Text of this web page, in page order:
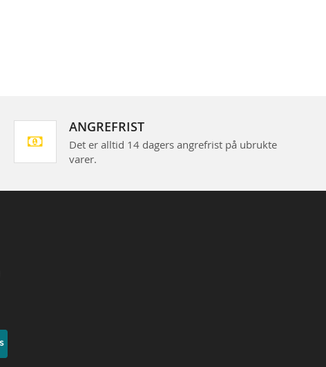
ANGREFRIST
Det er alltid 14 dagers angrefrist på ubrukte
varer.